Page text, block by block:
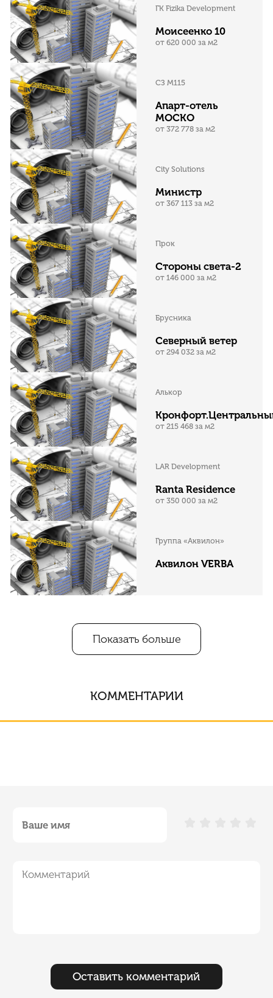
ГК Fizika Development
Моисеенко 10
от 620 000 за м2
СЗ М115
Апарт-отель
МОСКО
от 372 778 за м2
City Solutions
Министр
от 367 113 за м2
Прок
Стороны света-2
от 146 000 за м2
Брусника
Северный ветер
от 294 032 за м2
Алькор
от 215 468 за м2
LAR Development
Ranta Residence
от 350 000 за м2
Группа «Аквилон»
Аквилон VERBA
Показать больше
КОММЕНТАРИИ
Оставить комментарий